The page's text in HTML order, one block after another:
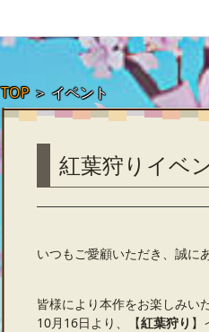
TOP＞ イベント
紅葉狩りイベ
いつもご愛顧いただき、誠に
皆様により本作をお楽しみい
10月16日より、【紅葉狩り 】